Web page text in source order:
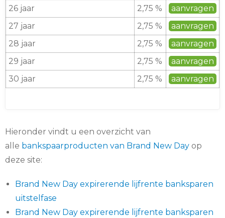
26 jaar
2,75 %
aanvragen
27 jaar
2,75 %
aanvragen
28 jaar
2,75 %
aanvragen
29 jaar
2,75 %
aanvragen
30 jaar
2,75 % aanvragen
Hieronder vindt u een overzicht van
alle bankspaarproducten van Brand New Day op
deze site:
Brand New Day expirerende lijfrente banksparen
uitstelfase
Brand New Day expirerende lijfrente banksparen